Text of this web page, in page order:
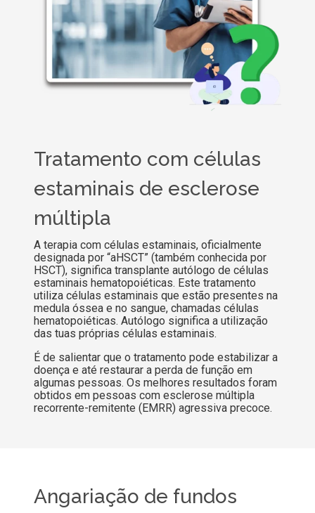
Tratamento com células
estaminais de esclerose
múltipla
A terapia com células estaminais, oficialmente
designada por “aHSCT” (também conhecida por
HSCT), significa transplante autólogo de células
estaminais hematopoiéticas. Este tratamento
utiliza células estaminais que estão presentes na
medula óssea e no sangue, chamadas células
hematopoiéticas. Autólogo significa a utilização
das tuas próprias células estaminais.
É de salientar que o tratamento pode estabilizar a
doença e até restaurar a perda de função em
algumas pessoas. Os melhores resultados foram
obtidos em pessoas com esclerose múltipla
recorrente-remitente (EMRR) agressiva precoce.
Angariação de fundos